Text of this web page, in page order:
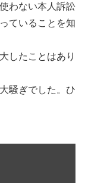
わない本人訴訟
ていることを知
したことはあり
騒ぎでした。ひ